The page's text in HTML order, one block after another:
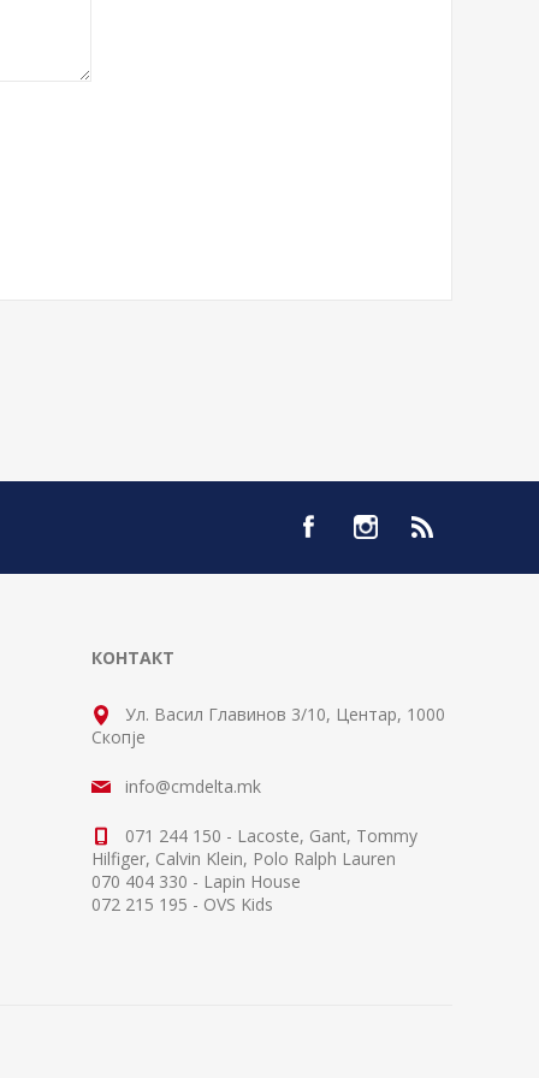
КОНТАКТ
Ул. Васил Главинов 3/10, Центар, 1000
Скопје
info@cmdelta.mk
071 244 150 - Lacoste, Gant, Tommy
Hilfiger, Calvin Klein, Polo Ralph Lauren
070 404 330 - Lapin House
072 215 195 - OVS Kids